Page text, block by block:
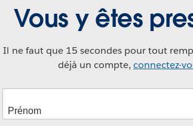
Vous y êtes
Il ne faut que 15 secondes pour tout
déjà un compte, connectez-